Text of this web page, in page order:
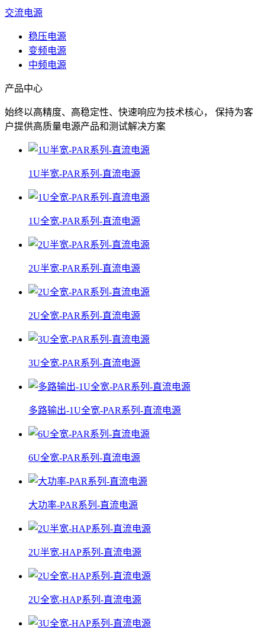
交流电源
稳压电源
变频电源
中频电源
产品中心
始终以高精度、高稳定性、快速响应为技术核心， 保持为客
户提供高质量电源产品和测试解决方案
1U半宽-PAR系列-直流电源
1U全宽-PAR系列-直流电源
2U半宽-PAR系列-直流电源
2U全宽-PAR系列-直流电源
3U全宽-PAR系列-直流电源
多路输出-1U全宽-PAR系列-直流电源
6U全宽-PAR系列-直流电源
大功率-PAR系列-直流电源
2U半宽-HAP系列-直流电源
2U全宽-HAP系列-直流电源